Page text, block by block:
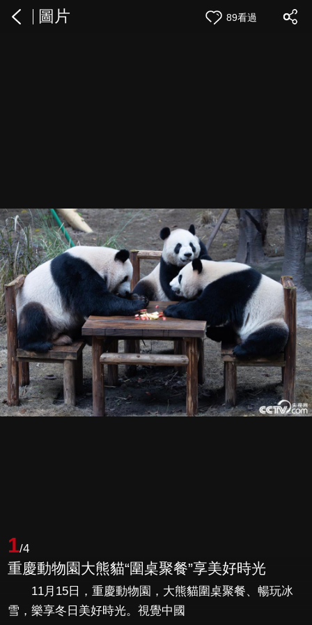
圖片 89看過
1/4
重慶動物園大熊貓“圍桌聚餐”享美好時光
11月15日，重慶動物園，大熊貓圍桌聚餐、暢玩冰
雪，樂享冬日美好時光。視覺中國